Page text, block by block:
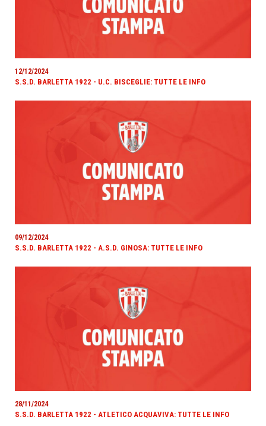
12/12/2024
S.S.D. BARLETTA 1922 - U.C. BISCEGLIE: TUTTE LE INFO
09/12/2024
S.S.D. BARLETTA 1922 - A.S.D. GINOSA: TUTTE LE INFO
28/11/2024
S.S.D. BARLETTA 1922 - ATLETICO ACQUAVIVA: TUTTE LE INFO